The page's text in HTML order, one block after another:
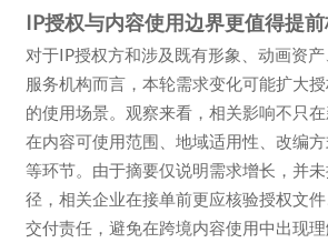
IP授权与内容使用边界更值得提
对于IP授权方和涉及既有形象、动画资
服务机构而言，本轮需求变化可能扩大
的使用场景。观察来看，相关影响不只
在内容可使用范围、地域适用性、改编
等环节。由于摘要仅说明需求增长，并
径，相关企业在接单前更应核验授权文
交付责任，避免在跨境内容使用中出现理